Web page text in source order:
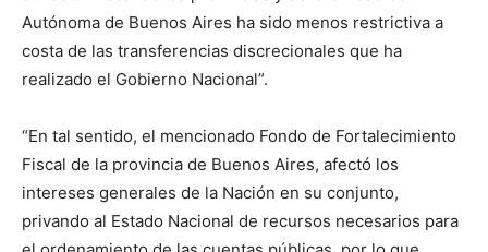
Autónoma de Buenos Aires ha sido menos restrictiva a
costa de las transferencias discrecionales que ha
realizado el Gobierno Nacional”.
“En tal sentido, el mencionado Fondo de Fortalecimiento
Fiscal de la provincia de Buenos Aires, afectó los
intereses generales de la Nación en su conjunto,
privando al Estado Nacional de recursos necesarios para